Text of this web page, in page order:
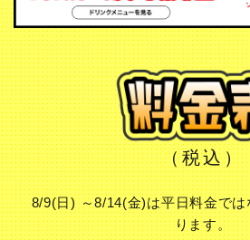
（税込）
8/9(日) ～8/14(金)は平日料金で
ります。